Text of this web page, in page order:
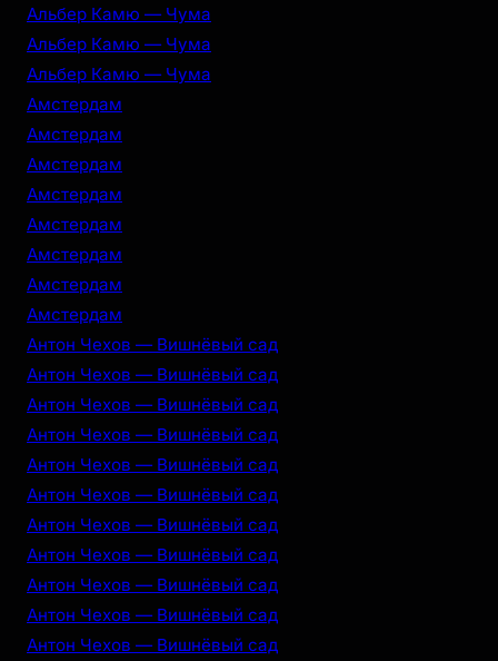
Альбер Камю — Чума
Альбер Камю — Чума
Альбер Камю — Чума
Амстердам
Амстердам
Амстердам
Амстердам
Амстердам
Амстердам
Амстердам
Амстердам
Антон Чехов — Вишнёвый сад
Антон Чехов — Вишнёвый сад
Антон Чехов — Вишнёвый сад
Антон Чехов — Вишнёвый сад
Антон Чехов — Вишнёвый сад
Антон Чехов — Вишнёвый сад
Антон Чехов — Вишнёвый сад
Антон Чехов — Вишнёвый сад
Антон Чехов — Вишнёвый сад
Антон Чехов — Вишнёвый сад
Антон Чехов — Вишнёвый сад